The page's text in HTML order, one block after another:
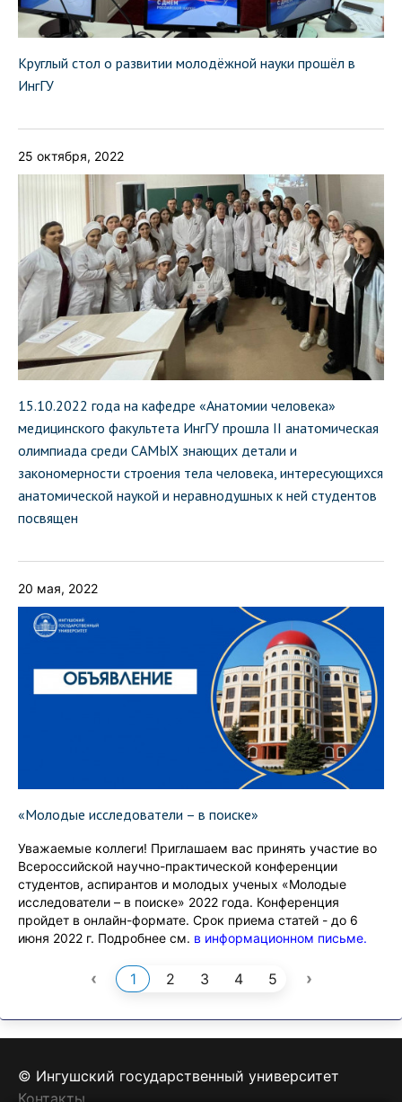
Круглый стол о развитии молодёжной науки прошёл в
ИнгГУ
25 октября, 2022
15.10.2022 года на кафедре «Анатомии человека»
медицинского факультета ИнгГУ прошла II анатомическая
олимпиада среди САМЫХ знающих детали и
закономерности строения тела человека, интересующихся
анатомической наукой и неравнодушных к ней студентов
посвящен
20 мая, 2022
«Молодые исследователи – в поиске»
Уважаемые коллеги! Приглашаем вас принять участие во
Всероссийской научно-практической конференции
студентов, аспирантов и молодых ученых «Молодые
исследователи – в поиске» 2022 года. Конференция
пройдет в онлайн-формате. Срок приема статей - до 6
июня 2022 г. Подробнее см. в информационном письме.
‹ 1 2 3 4 5 ›
© Ингушский государственный университет